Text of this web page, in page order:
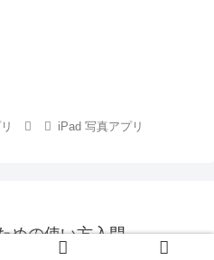
iPad 写真アプリ
めの使い方入門